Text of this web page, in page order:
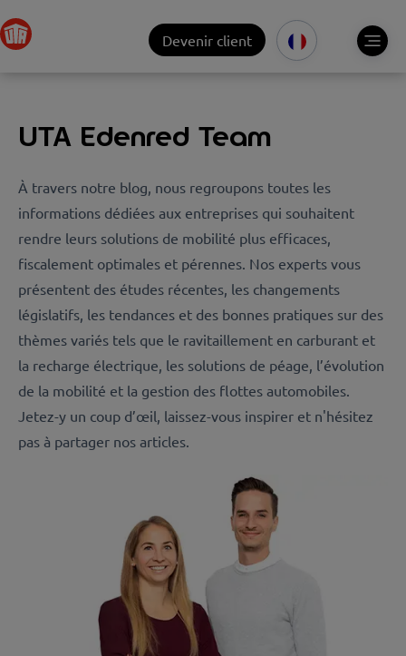
Devenir client
UTA Edenred Team
À travers notre blog, nous regroupons toutes les
informations dédiées aux entreprises qui souhaitent
rendre leurs solutions de mobilité plus efficaces,
fiscalement optimales et pérennes. Nos experts vous
présentent des études récentes, les changements
législatifs, les tendances et des bonnes pratiques sur des
thèmes variés tels que le ravitaillement en carburant et
la recharge électrique, les solutions de péage, l’évolution
de la mobilité et la gestion des flottes automobiles.
Jetez-y un coup d’œil, laissez-vous inspirer et n'hésitez
pas à partager nos articles.